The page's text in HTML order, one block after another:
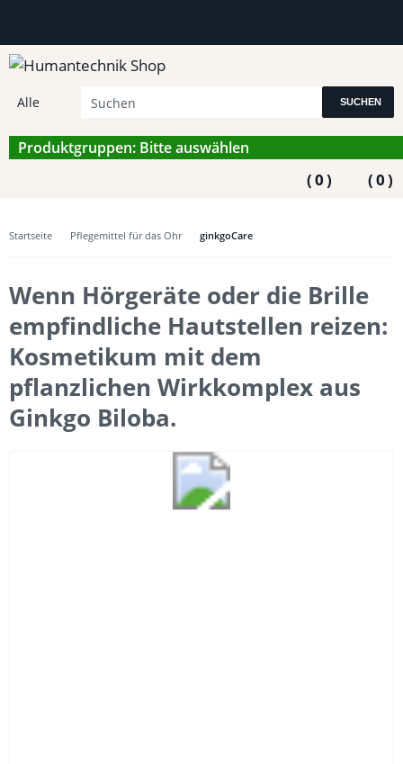
SUCHEN
Produktgruppen: Bitte auswählen
(0)
(0)
Startseite Pflegemittel für das Ohr ginkgoCare
Wenn Hörgeräte oder die Brille
empfindliche Hautstellen reizen:
Kosmetikum mit dem
pflanzlichen Wirkkomplex aus
Ginkgo Biloba.